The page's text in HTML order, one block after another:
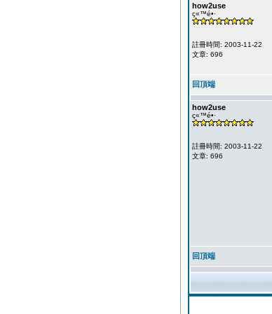
how2use
ç«™é•·
註冊時間: 2003-11-22
文章: 696
回頂端
how2use
ç«™é•·
註冊時間: 2003-11-22
文章: 696
回頂端